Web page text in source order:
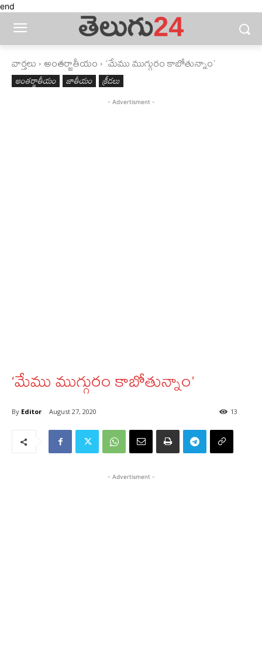
end
వార్తలు అంతర్జాతీయం 'మేము ముగ్గురం కాబోతున్నాం'
అంతర్జాతీయం జాతీయం క్రీడలు
- Advertisment -
‘మేము ముగ్గురం కాబోతున్నాం’
By Editor August 27, 2020 13
- Advertisment -